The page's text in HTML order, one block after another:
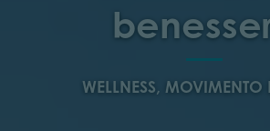
WELLNESS, MOVIMENTO